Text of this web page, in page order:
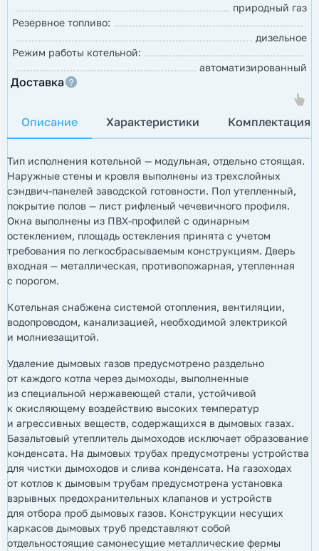
природный газ
Резервное топливо:
дизельное
Режим работы котельной:
автоматизированный
Доставка
Описание Характеристики Комплектация
Тип исполнения котельной — модульная, отдельно стоящая.
Наружные стены и кровля выполнены из трехслойных
сэндвич-панелей заводской готовности. Пол утепленный,
покрытие полов — лист рифленый чечевичного профиля.
Окна выполнены из ПВХ-профилей с одинарным
остеклением, площадь остекления принята с учетом
требования по легкосбрасываемым конструкциям. Дверь
входная — металлическая, противопожарная, утепленная
с порогом.
Котельная снабжена системой отопления, вентиляции,
водопроводом, канализацией, необходимой электрикой
и молниезащитой.
Удаление дымовых газов предусмотрено раздельно
от каждого котла через дымоходы, выполненные
из специальной нержавеющей стали, устойчивой
к окисляющему воздействию высоких температур
и агрессивных веществ, содержащихся в дымовых газах.
Базальтовый утеплитель дымоходов исключает образование
конденсата. На дымовых трубах предусмотрены устройства
для чистки дымоходов и слива конденсата. На газоходах
от котлов к дымовым трубам предусмотрена установка
взрывных предохранительных клапанов и устройств
для отбора проб дымовых газов. Конструкции несущих
каркасов дымовых труб представляют собой
отдельностоящие самонесущие металлические фермы